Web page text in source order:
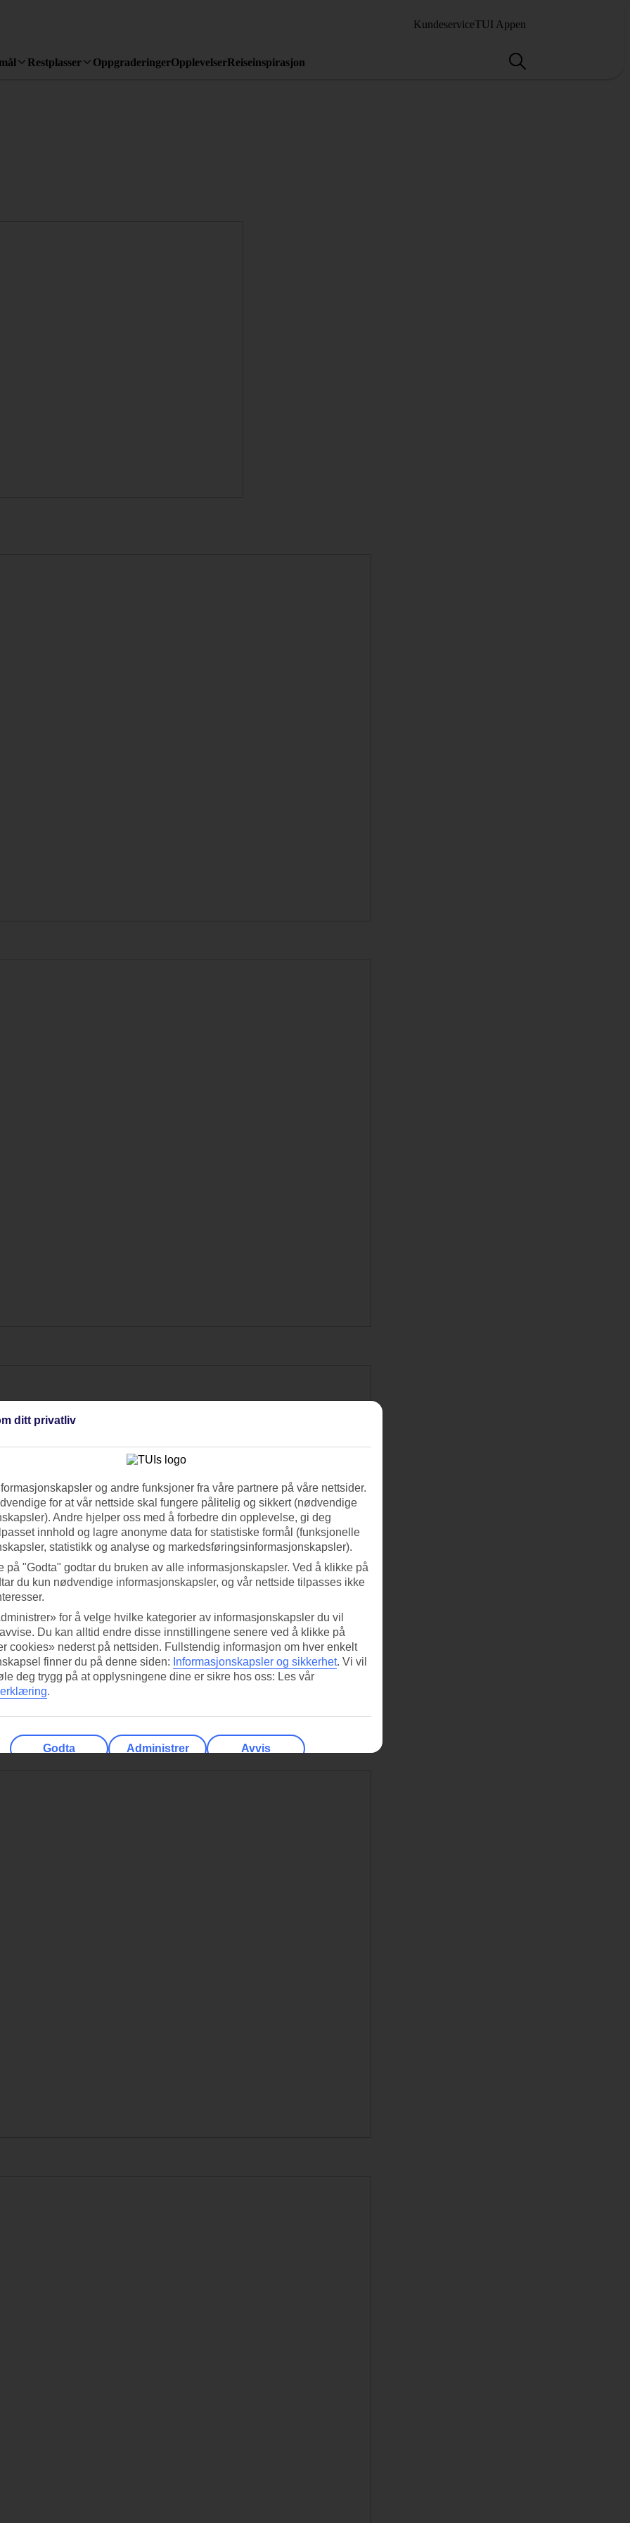
KundeserviceTUI Appen
Restplasser OppgraderingerOpplevelserReiseinspirasjon
ditt privatliv
og andre funksjoner fra våre partnere på våre nettsider.
for at vår nettside skal fungere pålitelig og sikkert (nødvendige
Andre hjelper oss med å forbedre din opplevelse, gi deg
innhold og lagre anonyme data for statistiske formål (funksjonelle
statistikk og analyse og markedsføringsinformasjonskapsler).
på "Godta" godtar du bruken av alle informasjonskapsler. Ved å klikke på
du kun nødvendige informasjonskapsler, og vår nettside tilpasses ikke
for å velge hvilke kategorier av informasjonskapsler du vil
Du kan alltid endre disse innstillingene senere ved å klikke på
cookies» nederst på nettsiden. Fullstendig informasjon om hver enkelt
finner du på denne siden: Informasjonskapsler og sikkerhet. Vi vil
deg trygg på at opplysningene dine er sikre hos oss: Les vår
.
Godta Administrer Avvis